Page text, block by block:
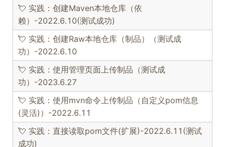
💘 实践：创建Maven本地仓库（依
赖）-2022.6.10(测试成功)
💘 实践：创建Raw本地仓库（制品）（测试成
功）-2022.6.10
💘 实践：使用管理页面上传制品（测试成
功）-2023.6.27
💘 实践：使用mvn命令上传制品（自定义pom信息
(灵活)）-2022.6.11
💘 实践：直接读取pom文件(扩展)-2022.6.11(测试
成功)